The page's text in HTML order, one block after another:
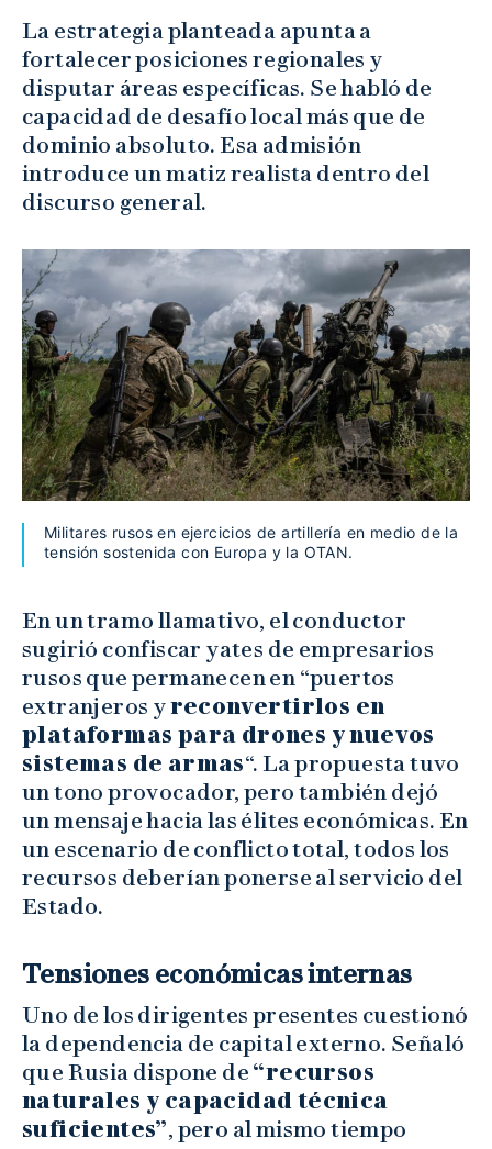
La estrategia planteada apunta a
fortalecer posiciones regionales y
disputar áreas específicas. Se habló de
capacidad de desafío local más que de
dominio absoluto. Esa admisión
introduce un matiz realista dentro del
discurso general.
Militares rusos en ejercicios de artillería en medio de la
tensión sostenida con Europa y la OTAN.
En un tramo llamativo, el conductor
sugirió confiscar yates de empresarios
rusos que permanecen en “puertos
extranjeros yreconvertirlos en
plataformas para drones y nuevos
sistemas de armas“. La propuesta tuvo
un tono provocador, pero también dejó
un mensaje hacia las élites económicas. En
un escenario de conflicto total, todos los
recursos deberían ponerse al servicio del
Estado.
Tensiones económicas internas
Uno de los dirigentes presentes cuestionó
la dependencia de capital externo. Señaló
que Rusia dispone de “recursos
naturales y capacidad técnica
suficientes”, pero al mismo tiempo